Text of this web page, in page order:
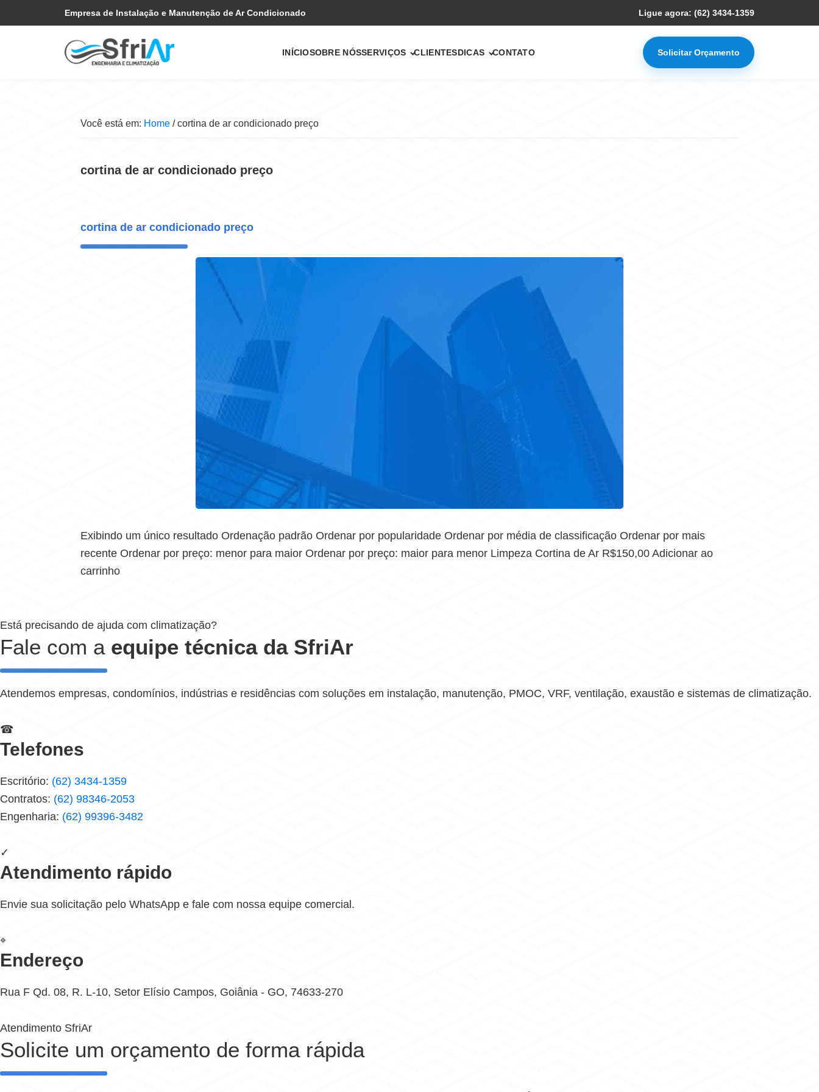
para
to
Empresa de Instalação e Manutenção de Ar Condicionado Ligue agora: (62) 3434-1359
INÍCIOSOBRE NÓSSERVIÇOS CLIENTESDICAS CONTATO Solicitar Orçamento
Você está em: Home /cortina de ar condicionado preço
cortina de ar condicionado preço
cortina de ar condicionado preço
Exibindo um único resultado Ordenação padrão Ordenar por popularidade Ordenar por média de classificação Ordenar por mais
recente Ordenar por preço: menor para maior Ordenar por preço: maior para menor Limpeza Cortina de Ar R$150,00 Adicionar ao
carrinho
Está precisando de ajuda com climatização?
Fale com a equipe técnica da SfriAr
Atendemos empresas, condomínios, indústrias e residências com soluções em instalação, manutenção, PMOC, VRF, ventilação, exaustão e sistemas de climatização.
☎
Telefones
Escritório: (62) 3434-1359
Contratos: (62) 98346-2053
Engenharia: (62) 99396-3482
✓
Atendimento rápido
Envie sua solicitação pelo WhatsApp e fale com nossa equipe comercial.
⌖
Endereço
Rua F Qd. 08, R. L-10, Setor Elísio Campos, Goiânia - GO, 74633-270
Atendimento SfriAr
Solicite um orçamento de forma rápida